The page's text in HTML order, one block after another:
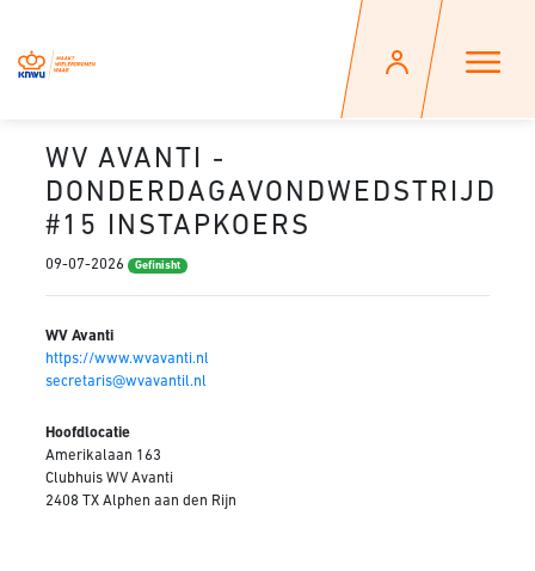
WV AVANTI -
DONDERDAGAVONDWEDSTRIJD
#15 INSTAPKOERS
09-07-2026 Gefinisht
WV Avanti
https://www.wvavanti.nl
secretaris@wvavantil.nl
Hoofdlocatie
Amerikalaan 163
Clubhuis WV Avanti
2408 TX Alphen aan den Rijn